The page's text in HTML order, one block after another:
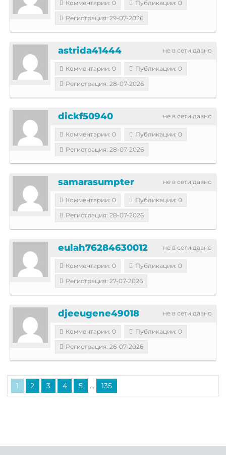
Комментарии: 0
Публикации: 0
Регистрация: 29-07-2026
не в сети давно
astrida41444
Комментарии: 0
Публикации: 0
Регистрация: 28-07-2026
не в сети давно
dickf50940
Комментарии: 0
Публикации: 0
Регистрация: 28-07-2026
не в сети давно
samarasumpter
Комментарии: 0
Публикации: 0
Регистрация: 28-07-2026
не в сети давно
eulah76284630012
Комментарии: 0
Публикации: 0
Регистрация: 27-07-2026
не в сети давно
djeeugene49018
Комментарии: 0
Публикации: 0
Регистрация: 26-07-2026
1 2 3 4 5 ... 135